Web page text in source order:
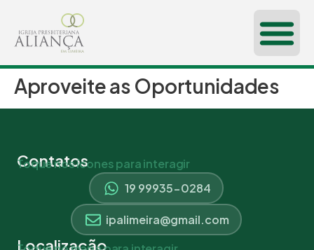
Aproveite as Oportunidades
Contatos
Toque nos ícones para interagir
19 99935-0284
ipalimeira@gmail.com
Localização